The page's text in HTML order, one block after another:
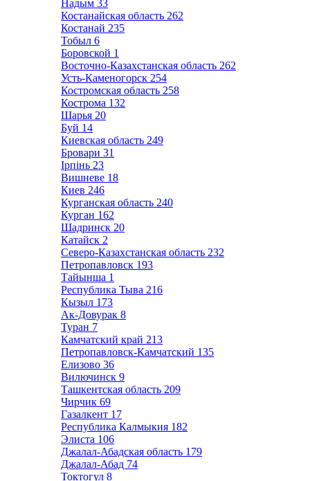
Надым 33
Костанайская область 262
Костанай 235
Тобыл 6
Боровской 1
Восточно-Казахстанская область 262
Усть-Каменогорск 254
Костромская область 258
Кострома 132
Шарья 20
Буй 14
Киевская область 249
Бровари 31
Ірпінь 23
Вишневе 18
Киев 246
Курганская область 240
Курган 162
Шадринск 20
Катайск 2
Северо-Казахстанская область 232
Петропавловск 193
Тайынша 1
Республика Тыва 216
Кызыл 173
Ак-Довурак 8
Туран 7
Камчатский край 213
Петропавловск-Камчатский 135
Елизово 36
Вилючинск 9
Ташкентская область 209
Чирчик 69
Газалкент 17
Республика Калмыкия 182
Элиста 106
Джалал-Абадская область 179
Джалал-Абад 74
Токтогул 8